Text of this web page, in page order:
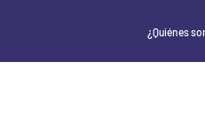
¿Quiénes